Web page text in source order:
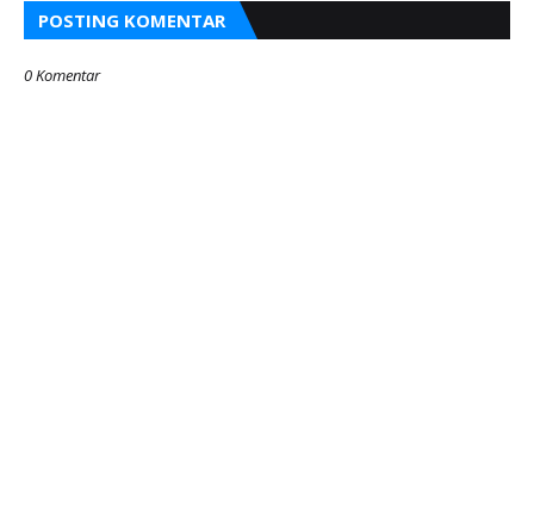
POSTING KOMENTAR
0 Komentar